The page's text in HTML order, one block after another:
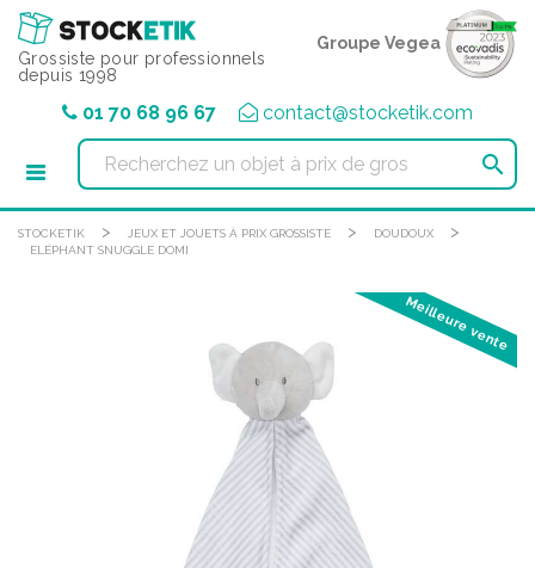
Grossiste pour professionnels
depuis 1998
Groupe Vegea
01 70 68 96 67 contact@stocketik.com

STOCKETIK > JEUX ET JOUETS À PRIX GROSSISTE > DOUDOUX >
ELÉPHANT SNUGGLE DOMI
Meilleure vente
Panneau de gestion des cookies